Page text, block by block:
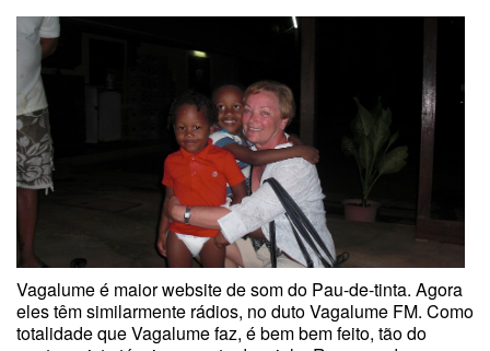
Vagalume é maior website de som do Pau-de-tinta. Agora
eles têm similarmente rádios, no duto Vagalume FM. Como
totalidade que Vagalume faz, é bem bem feito, tão do